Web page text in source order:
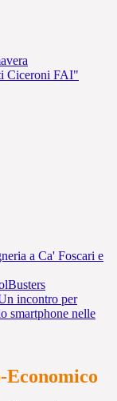
Ciceroni FAI"
a Ca' Foscari e
incontro per
smartphone nelle